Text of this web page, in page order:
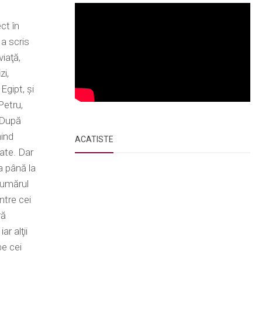
în
scris
şi
Dar
până la
cei
alţii
cei
ACATISTE